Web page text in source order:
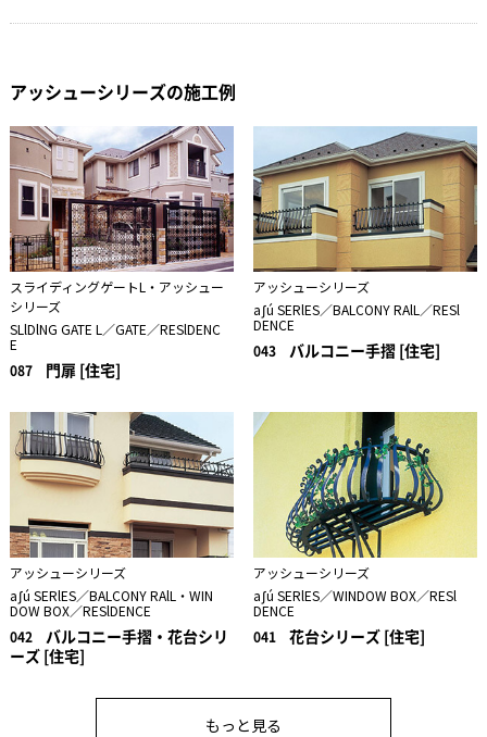
アッシューシリーズの施工例
スライディングゲートL・アッシュー
シリーズ
SLlDlNG GATE L／GATE／RESlDENC
E
087 門扉 [住宅]
アッシューシリーズ
aʃú SERlES／BALCONY RAlL／RESl
DENCE
043 バルコニー手摺 [住宅]
アッシューシリーズ
aʃú SERlES／BALCONY RAlL・WIN
DOW BOX／RESlDENCE
042
バルコニー手摺・花台シリ
ーズ [住宅]
アッシューシリーズ
aʃú SERlES／WINDOW BOX／RESl
DENCE
041 花台シリーズ [住宅]
もっと見る